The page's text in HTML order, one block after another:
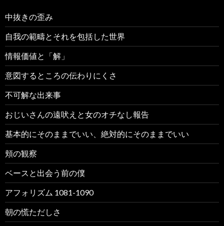
中抜きの歪み
自我の範疇とそれを包括した世界
情報価値と「解」
意図するところの伝わりにくさ
不可解な出来事
おじいさんの遠吠えと女のオチなし報告
基本的にそのままでいい、絶対的にそのままでいい
頬の観察
ベースと出会う前の僕
アフォリズム 1081-1090
朝の慌ただしさ